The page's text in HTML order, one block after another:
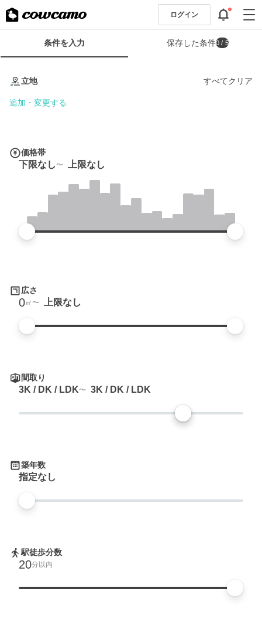
ログイン
条
条件を入力 保存した条件0 / 5
立地 すべてクリア
追加・変更する
価格帯
下限なし 上限なし
広さ
0㎡ 上限なし
間取り
3K / DK / LDK 3K / DK / LDK
築年数
指定なし
駅徒歩分数
20分以内